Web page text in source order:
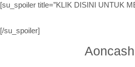
[su_spoiler title=”KLIK DISINI UNTUK
[/su_spoiler]